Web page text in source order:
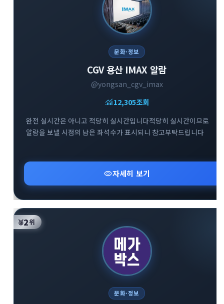
문화·정보
CGV 용산 IMAX 알람
@yongsan_cgv_imax
monitoring12,305조회
완전 실시간은 아니고 적당히 실시간입니다적당히 실시간이므로
알람을 보낼 시점의 남은 좌석수가 표시되니 참고부탁드립니다
visibility자세히 보기
🥈2위
문화·정보